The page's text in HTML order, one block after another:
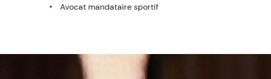
Avocat mandataire sportif